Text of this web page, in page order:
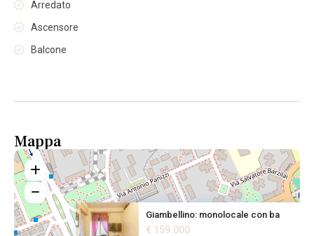
Arredato
Ascensore
Balcone
Mappa
Giambellino: monolocale con ba
€ 159.000